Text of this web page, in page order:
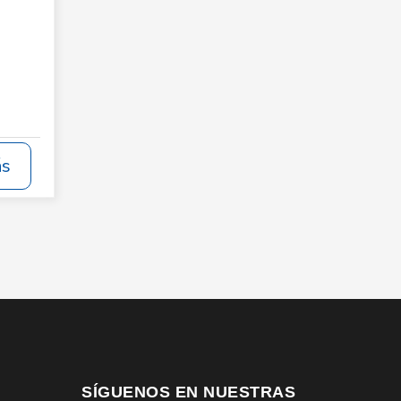
SÍGUENOS EN NUESTRAS